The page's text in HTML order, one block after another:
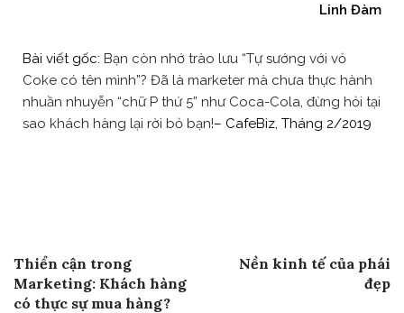
Linh Đàm
Bài viết gốc: Bạn còn nhớ trào lưu “Tự sướng với vỏ
Coke có tên mình”? Đã là marketer mà chưa thực hành
nhuần nhuyễn “chữ P thứ 5” như Coca-Cola, đừng hỏi tại
sao khách hàng lại rời bỏ bạn!– CafeBiz, Tháng 2/2019
Post
navigation
Thiển cận trong
Marketing: Khách hàng
có thực sự mua hàng?
Nền kinh tế của phái
đẹp